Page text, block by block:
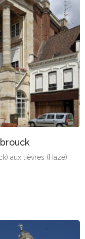
aux lièvres (Haze).